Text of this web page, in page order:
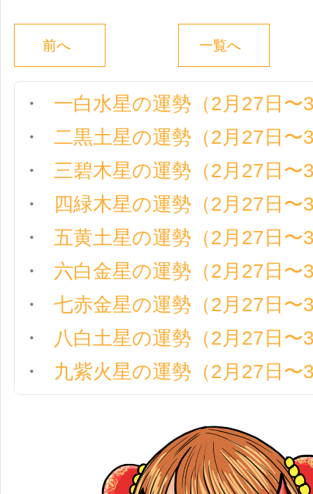
前へ 一覧へ
一白水星の運勢（2月27日〜
二黒土星の運勢（2月27日〜
三碧木星の運勢（2月27日〜
四緑木星の運勢（2月27日〜
五黄土星の運勢（2月27日〜
六白金星の運勢（2月27日〜
七赤金星の運勢（2月27日〜
八白土星の運勢（2月27日〜
九紫火星の運勢（2月27日〜